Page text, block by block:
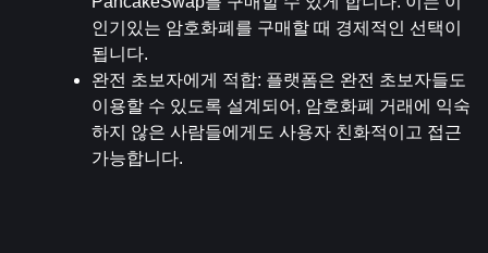
인기있는 암호화폐를 구매할 때 경제적인 선택이
됩니다.
완전 초보자에게 적합: 플랫폼은 완전 초보자들도
이용할 수 있도록 설계되어, 암호화폐 거래에 익숙
하지 않은 사람들에게도 사용자 친화적이고 접근
가능합니다.